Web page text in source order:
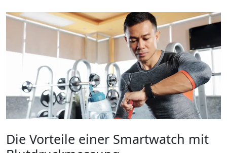
Die Vorteile einer Smartwatch mit